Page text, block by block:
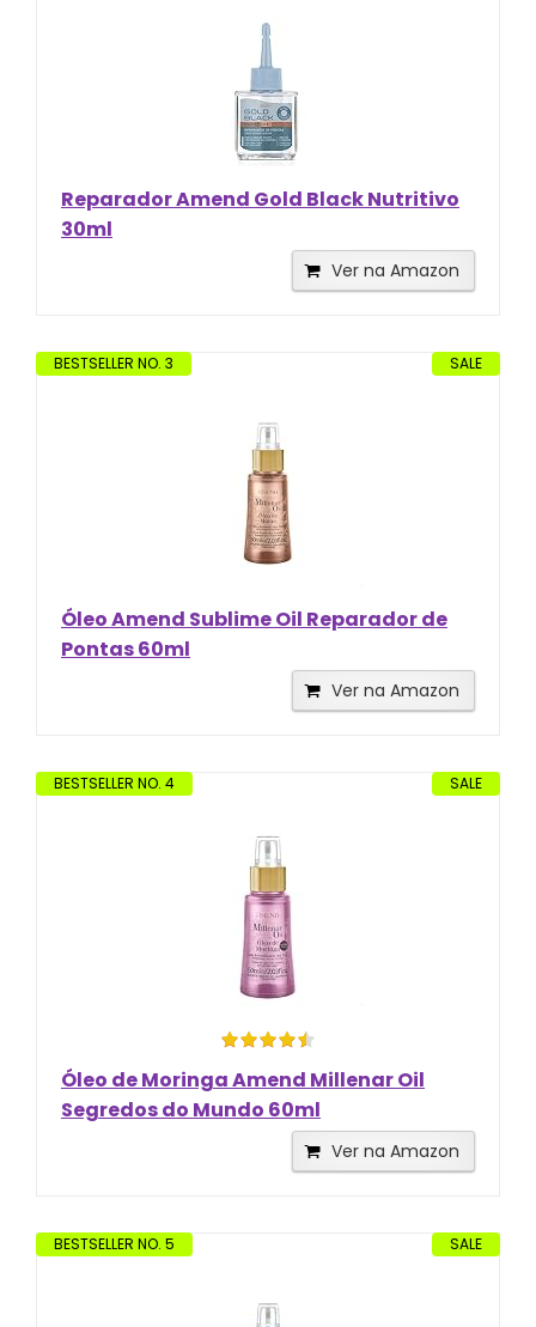
Reparador Amend Gold Black Nutritivo
30ml
Ver na Amazon
SALE
BESTSELLER NO. 3
Óleo Amend Sublime Oil Reparador de
Pontas 60ml
Ver na Amazon
SALE
BESTSELLER NO. 4
Óleo de Moringa Amend Millenar Oil
Segredos do Mundo 60ml
Ver na Amazon
SALE
BESTSELLER NO. 5